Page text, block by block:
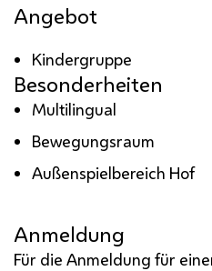
Angebot
Kindergruppe
Besonderheiten
Multilingual
Bewegungsraum
Außenspielbereich Hof
Anmeldung
Für die Anmeldung für